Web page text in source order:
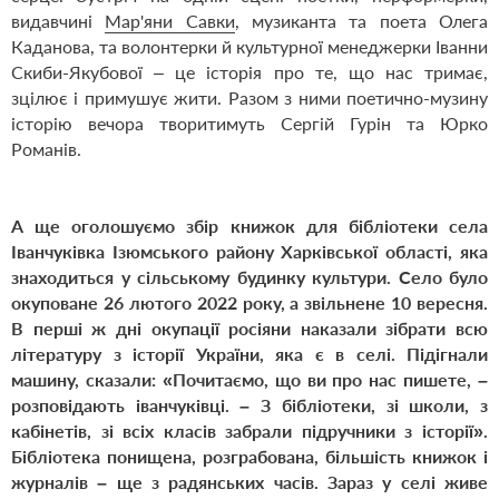
видавчині Мар'яни Савки, музиканта та поета Олега
Каданова, та волонтерки й культурної менеджерки Іванни
Скиби-Якубової – це історія про те, що нас тримає,
зцілює і примушує жити. Разом з ними поетично-музину
історію вечора творитимуть Сергій Гурін та Юрко
Романів.
А ще оголошуємо збір книжок для бібліотеки села
Іванчуківка Ізюмського району Харківської області, яка
знаходиться у сільському будинку культури. Село було
окуповане 26 лютого 2022 року, а звільнене 10 вересня.
В перші ж дні окупації росіяни наказали зібрати всю
літературу з історії України, яка є в селі. Підігнали
машину, сказали: «Почитаємо, що ви про нас пишете, –
розповідають іванчуківці.–З бібліотеки, зі школи, з
кабінетів, зі всіх класів забрали підручники з історії».
Бібліотека понищена, розграбована, більшість книжок і
журналів – ще з радянських часів. Зараз у селі живе